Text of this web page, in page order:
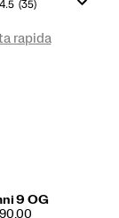
4.5 (35)
rapida
9 OG